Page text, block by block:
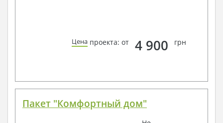
Цена проекта: от 4 900 грн
Пакет "Комфортный дом"